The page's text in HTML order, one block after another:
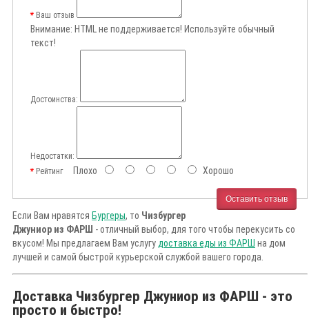
Ваш отзыв
Внимание: HTML не поддерживается! Используйте обычный
текст!
Достоинства:
Недостатки:
РейтингПлохо Хорошо
Оставить отзыв
Если Вам нравятся Бургеры, то Чизбургер
Джуниор из ФАРШ - отличный выбор, для того чтобы перекусить со
вкусом! Мы предлагаем Вам услугу доставка еды из ФАРШ на дом
лучшей и самой быстрой курьерской службой вашего города.
Доставка Чизбургер Джуниор из ФАРШ - это
просто и быстро!